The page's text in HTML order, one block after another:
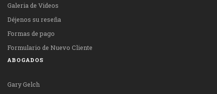
Galeria de Videos
Déjenos su reseña
Formas de pago
Formulario de Nuevo Cliente
ABOGADOS
Gary Gelch